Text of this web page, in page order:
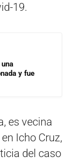
19.
y fue
es vecina
Icho Cruz,
del caso